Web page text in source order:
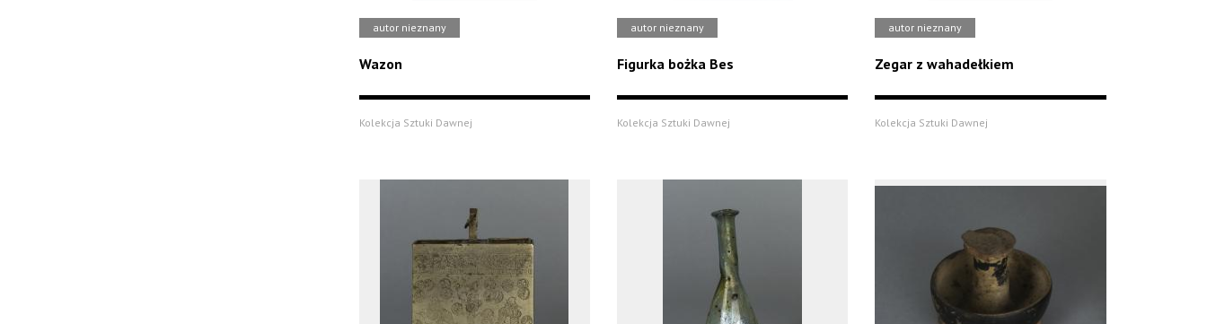
autor nieznany
Wazon
Kolekcja Sztuki Dawnej
autor nieznany
Figurka bożka Bes
Kolekcja Sztuki Dawnej
autor nieznany
Zegar z wahadełkiem
Kolekcja Sztuki Dawnej